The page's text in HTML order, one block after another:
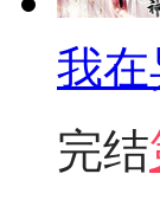
我
完结